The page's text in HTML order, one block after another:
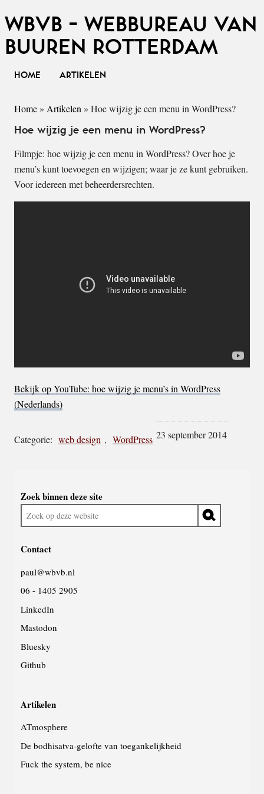
WBVB - WEBBUREAU VAN
BUUREN ROTTERDAM
HOME ARTIKELEN
Home » Artikelen » Hoe wijzig je een menu in WordPress?
Hoe wijzig je een menu in WordPress?
Filmpje: hoe wijzig je een menu in WordPress? Over hoe je
menu’s kunt toevoegen en wijzigen; waar je ze kunt gebruiken.
Voor iedereen met beheerdersrechten.
Bekijk op YouTube: hoe wijzig je menu’s in WordPress
(Nederlands)
Categorie: web design , WordPress 23 september 2014
algemeen
Zoek binnen deze site
Zoek
op
website
Contact
paul@wbvb.nl
06 - 1405 2905
LinkedIn
Mastodon
Bluesky
Github
Artikelen
ATmosphere
De bodhisatva-gelofte van toegankelijkheid
Fuck the system, be nice